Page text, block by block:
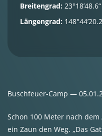
Breitengrad: 23°18’48.6“
Längengrad:
Buschfeuer-Camp —
Schon 100 Meter nach
ein Zaun den Weg. „Das